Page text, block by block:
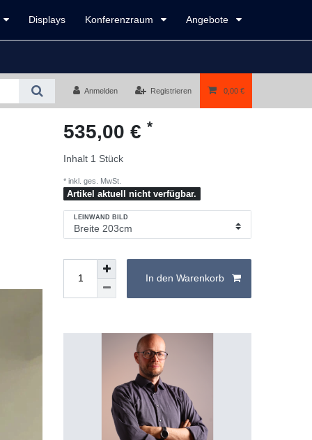
Displays Konferenzraum Angebote
Anmelden Registrieren 0,00 €
535,00 € *
Inhalt 1 Stück
* inkl. ges. MwSt.
Artikel aktuell nicht verfügbar.
LEINWAND BILD
In den Warenkorb